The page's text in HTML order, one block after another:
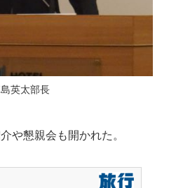
英太部長
や懇親会も開かれた。